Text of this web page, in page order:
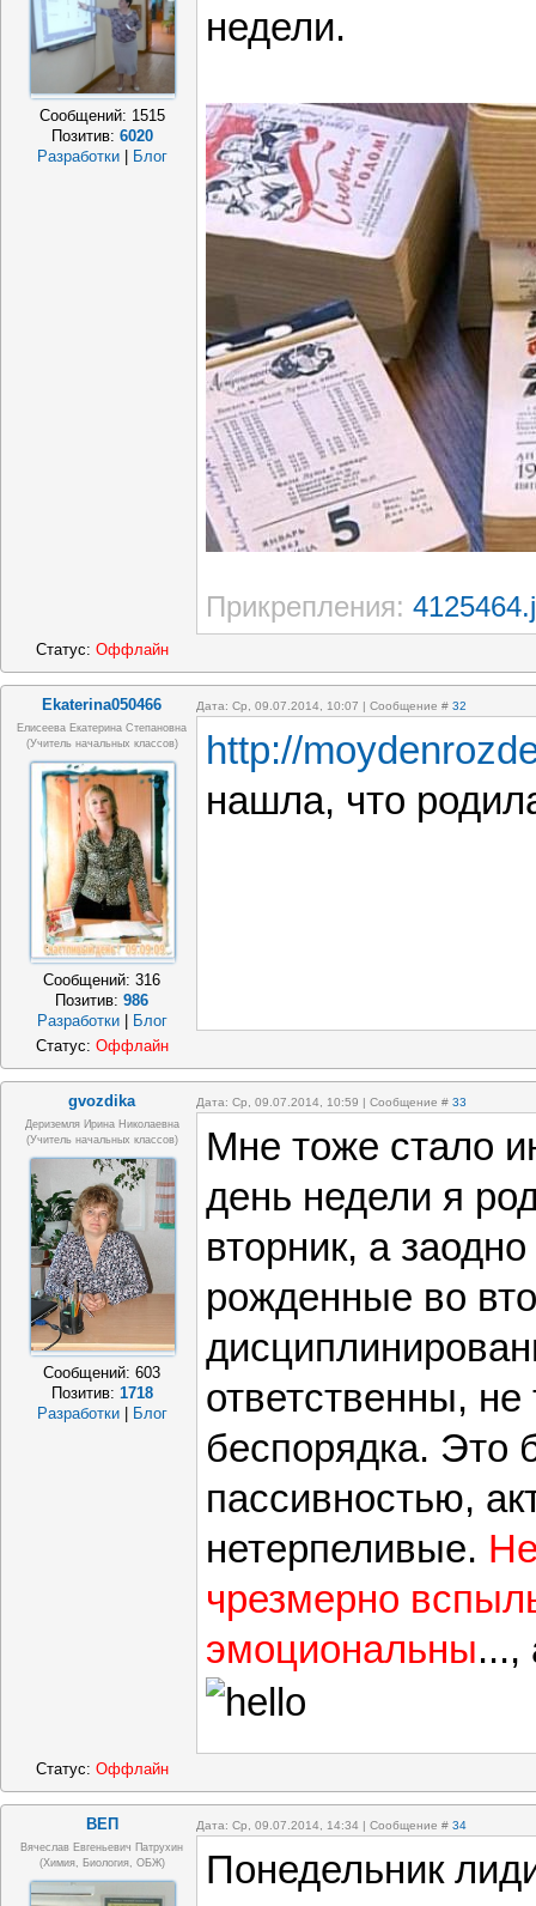
Сообщений: 1515
Позитив: 6020
Разработки
Блог
недели.
Прикрепления:
Статус: Оффлайн
Ekaterina050466 Дата: Ср, 09.07.2014, 10:07 | Сообщение # 32
Елисеева Екатерина Степановна
(учитель начальных классов)
Сообщений:316
Позитив:986
Разработки
Блог
http://
нашла, что
Статус: Оффлайн
gvozdika Дата: Ср, 09.07.2014, 10:59 | Сообщение # 33
Дериземля Ирина Николаевна
(учитель начальных классов)
Сообщений:603
Позитив: 1718
Разработки
Блог
Мне тоже стало
день недели я
вторник, а
рожденные во
ответственны, не
беспорядка. Это
пассивностью,
нетерпеливые.
чрезмерно
эмоциональны...,
Статус: Оффлайн
ВЕП Дата: Ср, 09.07.2014, 14:34 | Сообщение # 34
Вячеслав Евгеньевич Патрухин
(Химия, Биология, ОБЖ)
Понедельник